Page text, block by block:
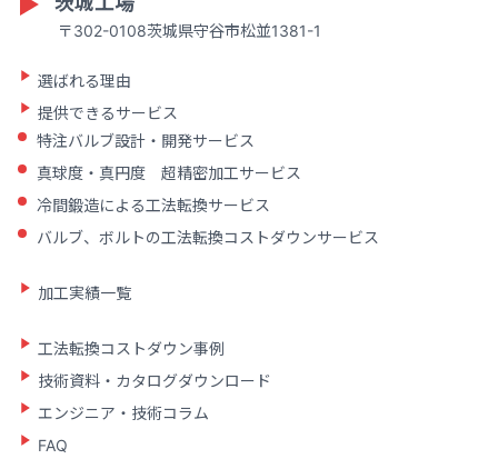
〒302-0108茨城県守谷市松並1381-1
選ばれる理由
提供できるサービス
特注バルブ設計・開発サービス
真球度・真円度 超精密加工サービス
冷間鍛造による工法転換サービス
バルブ、ボルトの工法転換コストダウンサービス
加工実績一覧
工法転換コストダウン事例
技術資料・カタログダウンロード
エンジニア・技術コラム
FAQ